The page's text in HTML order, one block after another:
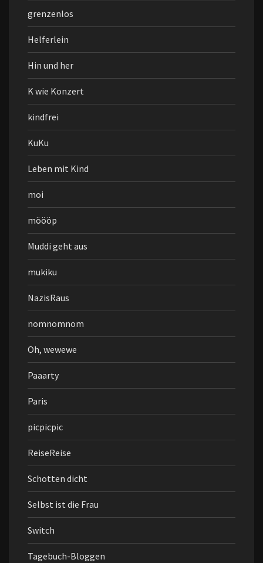
grenzenlos
Helferlein
Hin und her
K wie Konzert
kindfrei
KuKu
Leben mit Kind
moi
möööp
Muddi geht aus
mukiku
NazisRaus
nomnomnom
Oh, wewewe
Paaarty
Paris
picpicpic
ReiseReise
Schotten dicht
Selbst ist die Frau
Switch
Tagebuch-Bloggen